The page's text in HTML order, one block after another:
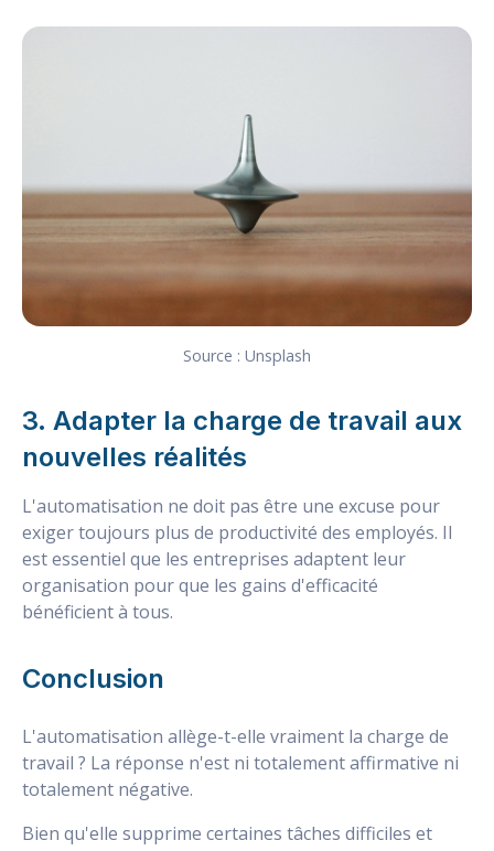
Source : Unsplash
3. Adapter la charge de travail aux
nouvelles réalités
L'automatisation ne doit pas être une excuse pour
exiger toujours plus de productivité des employés. Il
est essentiel que les entreprises adaptent leur
organisation pour que les gains d'efficacité
bénéficient à tous.
Conclusion
L'automatisation allège-t-elle vraiment la charge de
travail ? La réponse n'est ni totalement affirmative ni
totalement négative.
Bien qu'elle supprime certaines tâches difficiles et